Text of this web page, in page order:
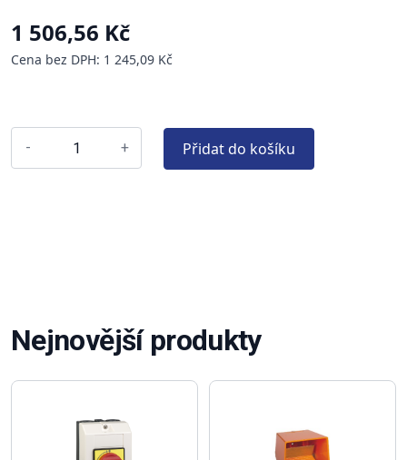
1 506,56 Kč
Cena bez DPH: 1 245,09 Kč
- + Přidat do košíku
Nejnovější produkty